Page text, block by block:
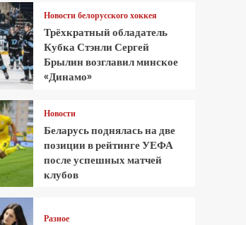
Новости белорусского хоккея
Трёхкратный обладатель
Кубка Стэнли Сергей
Брылин возглавил минское
«Динамо»
Новости
Беларусь поднялась на две
позиции в рейтинге УЕФА
после успешных матчей
клубов
Разное